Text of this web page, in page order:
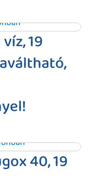
Ft.
19
40, 19